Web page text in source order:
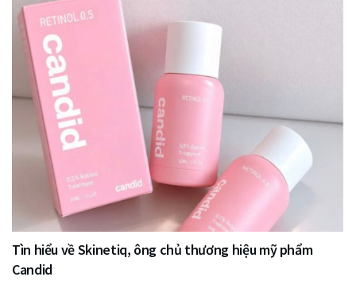
Tìn hiểu về Skinetiq, ông chủ thương hiệu mỹ phẩm
Candid